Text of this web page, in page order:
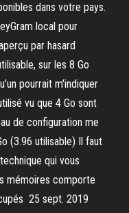
dans votre pays.
local pour
par hasard
sur les 8 Go
pourrait m'indiquer
vu que 4 Go sont
de configuration me
(3.96 utilisable) Il faut
qui vous
mémoires comporte
25 sept. 2019